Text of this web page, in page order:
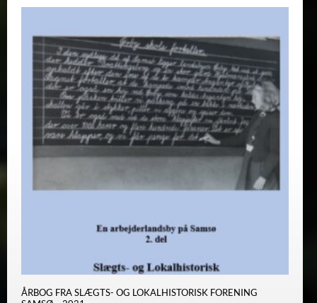
ÅRBOG FRA SLÆGTS- OG LOKALHISTORISK FORENING